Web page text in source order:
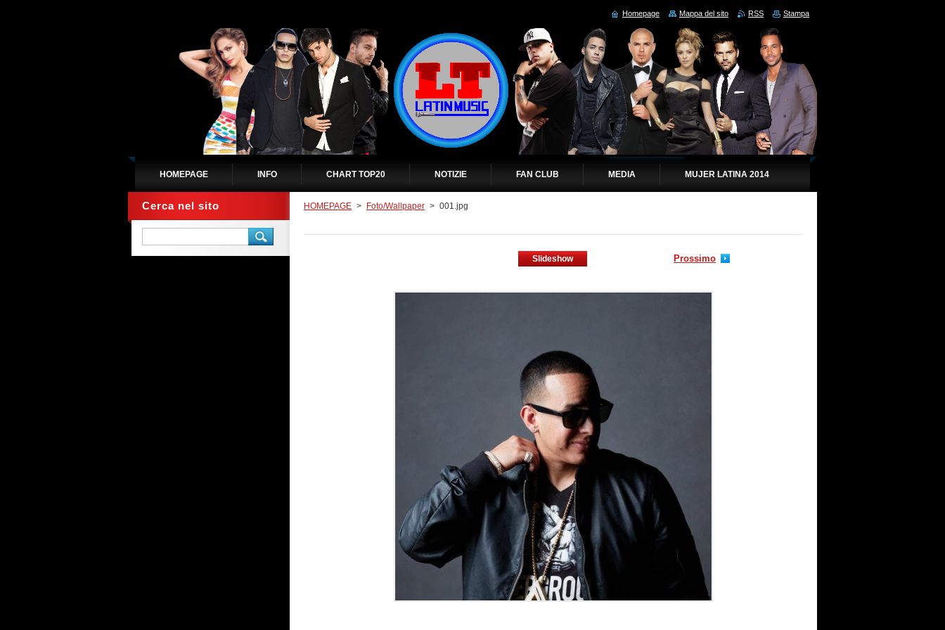
HOMEPAGE INFO CHART TOP20 NOTIZIE FAN CLUB MEDIA MUJER LATINA 2014
HOMEPAGE > Foto/Wallpaper > 001.jpg
Slideshow Prossimo
Cerca nel sito
Homepage Mappa del sito RSS Stampa